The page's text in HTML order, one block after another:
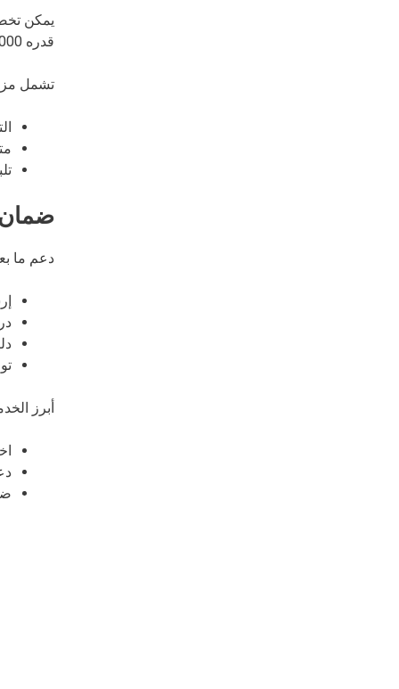
قدره 5000 لتر. كما يدعم مجموعة متنوعة من أشكال التعبئة، مثل الأكواب والأكياس والزجاجات.
تشمل
ضمان
دعم ما
أبرز